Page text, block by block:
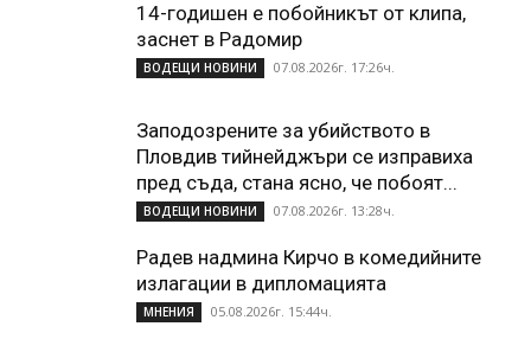
14-годишен е побойникът от клипа,
заснет в Радомир
ВОДЕЩИ НОВИНИ 07.08.2026г. 17:26ч.
Заподозрените за убийството в
Пловдив тийнейджъри се изправиха
пред съда, стана ясно, че побоят...
ВОДЕЩИ НОВИНИ 07.08.2026г. 13:28ч.
Радев надмина Кирчо в комедийните
излагации в дипломацията
МНЕНИЯ 05.08.2026г. 15:44ч.